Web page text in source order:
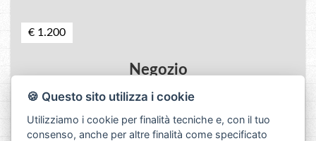
€ 1.200
Negozio
Rif. 23646 42 mq
🍪 Questo sito utilizza i cookie
Utilizziamo i cookie per finalità tecniche e, con il tuo
consenso, anche per altre finalità come specificato